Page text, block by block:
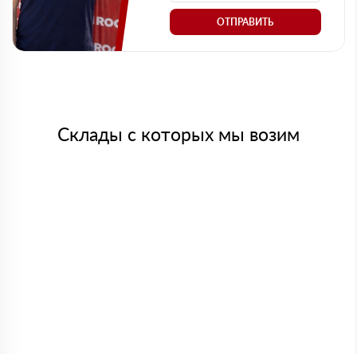
ОТПРАВИТЬ
Склады с которых мы возим